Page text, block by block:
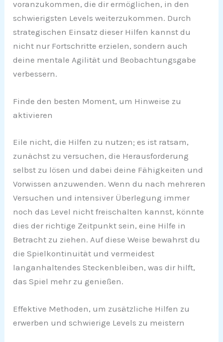
voranzukommen, die dir ermöglichen, in den
schwierigsten Levels weiterzukommen. Durch
strategischen Einsatz dieser Hilfen kannst du
nicht nur Fortschritte erzielen, sondern auch
deine mentale Agilität und Beobachtungsgabe
verbessern.
Finde den besten Moment, um Hinweise zu
aktivieren
Eile nicht, die Hilfen zu nutzen; es ist ratsam,
zunächst zu versuchen, die Herausforderung
selbst zu lösen und dabei deine Fähigkeiten und
Vorwissen anzuwenden. Wenn du nach mehreren
Versuchen und intensiver Überlegung immer
noch das Level nicht freischalten kannst, könnte
dies der richtige Zeitpunkt sein, eine Hilfe in
Betracht zu ziehen. Auf diese Weise bewahrst du
die Spielkontinuität und vermeidest
langanhaltendes Steckenbleiben, was dir hilft,
das Spiel mehr zu genießen.
Effektive Methoden, um zusätzliche Hilfen zu
erwerben und schwierige Levels zu meistern